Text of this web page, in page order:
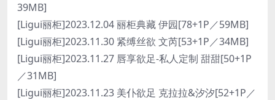
39MB]
[Ligui丽柜]2023.12.04 丽柜典藏 伊园[78+1P／59MB]
[Ligui丽柜]2023.11.30 紧缚丝欲 文芮[53+1P／34MB]
[Ligui丽柜]2023.11.27 唇享欲足-私人定制 甜甜[50+1P
／31MB]
[Ligui丽柜]2023.11.23 美仆欲足 克拉拉&汐汐[52+1P／